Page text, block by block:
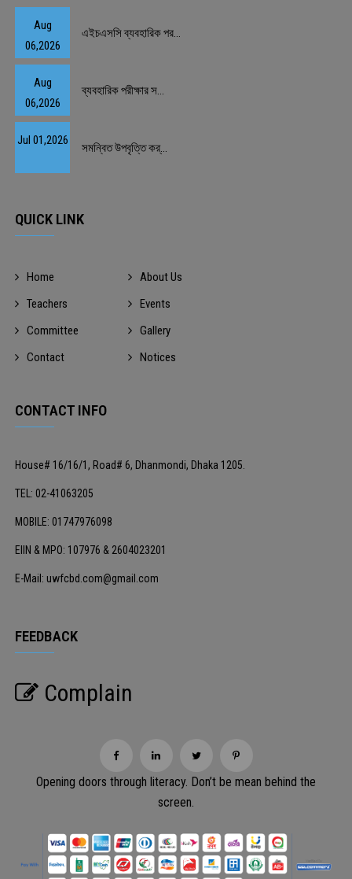
Aug
06,2026
এইচএসসি ব্যবহারিক পর...
Aug
06,2026
ব্যবহারিক পরীক্ষার স...
Jul 01,2026
সমন্বিত উপবৃত্তি কর্...
QUICK LINK
Home
About Us
Teachers
Events
Committee
Gallery
Contact
Notices
CONTACT INFO
House# 16/16/1, Road# 6, Dhanmondi, Dhaka 1205.
TEL: 02-41063205
MOBILE: 01747976098
EIIN & MPO: 107976 & 2604023201
E-Mail: uwfcbd.com@gmail.com
FEEDBACK
Complain
Opening doors through literacy. Don’t be mean behind the
screen.